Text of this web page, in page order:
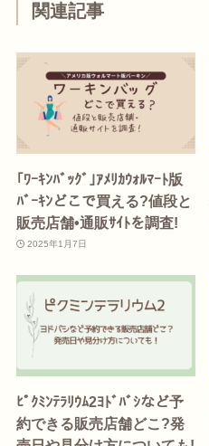
関連記事
｢ﾜｰｷﾝﾊﾞｯｸﾞ｣ｱﾒﾘｶｳｫﾙﾏｰﾄ版
ﾊﾞｰｷﾝどこで買える?値段と
販売店舗•通販ｻｲﾄを調査!
2025年1月7日
ﾋﾟｸﾐﾝﾃﾗﾘｳﾑ2ﾖﾄﾞﾊﾞｼなど予
約できる販売店舗どこ?発